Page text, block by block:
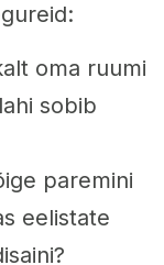
oma ruumi
sobib
paremini
eelistate